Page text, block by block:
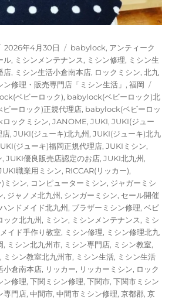
投
稿
日:
2026年4月30日
カ
テ
ゴ
リ
ー
babylock, アンティーク
ル, ミシンメンテナンス, ミシン修理, ミシン生
店, ミシン生活小倉南本店, ロックミシン,北九
修理・販売専門店「ミシン生活」 ,福岡
グ
ベビーロック), babylock(ベビーロック)北
ーロック)正規代理店, babylock(ベビーロッ
ックミシン,JANOME,JUKI,JUKI(ジュー
店,JUKI(ジューキ)北九州 ,JUKI(ジューキ)北九
ジューキ)福岡正規代理店,JUKIミシン,
,JUKI優良販売店認定のお店,JUKI北九州 ,
職業用ミシン, RICCAR(リッカー),
ミシン, コンピューターミシン, ジャガーミシ
, ジャノメ北九州 , シンガーミシン, セール開催
ハンドメイド北九州 , ブラザーミシン修理,ベビ
ック北九州 , ミシン, ミシンメンテナンス, ミシ
イド手作り教室, ミシン修理, ミシン修理北九
, ミシン北九州市, ミシン専門店, ミシン教室,
, ミシン教室北九州市, ミシン生活, ミシン生活
小倉南本店, リッカー, リッカーミシン, ロック
ン修理,下関ミシン修理,下関市,下関市ミシン
専門店,中間市,中間市ミシン修理,京都郡,京